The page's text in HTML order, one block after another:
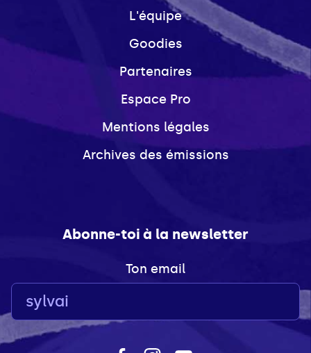
L'équipe
Goodies
Partenaires
Espace Pro
Mentions légales
Archives des émissions
Abonne-toi à la newsletter
Ton email